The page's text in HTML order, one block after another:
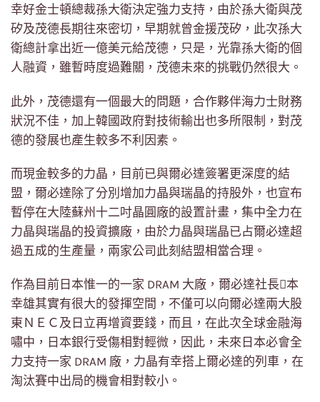
幸好金士頓總裁孫大衛決定強力支持，由於孫大衛與茂
矽及茂德長期往來密切，早期就曾金援茂矽，此次孫大
衛總計拿出近一億美元給茂德，只是，光靠孫大衛的個
人融資，雖暫時度過難關，茂德未來的挑戰仍然很大。
此外，茂德還有一個最大的問題，合作夥伴海力士財務
狀況不佳，加上韓國政府對技術輸出也多所限制，對茂
德的發展也產生較多不利因素。
而現金較多的力晶，目前已與爾必達簽署更深度的結
盟，爾必達除了分別增加力晶與瑞晶的持股外，也宣布
暫停在大陸蘇州十二吋晶圓廠的設置計畫，集中全力在
力晶與瑞晶的投資擴廠，由於力晶與瑞晶已占爾必達超
過五成的生產量，兩家公司此刻結盟相當合理。
作為目前日本惟一的一家 DRAM 大廠，爾必達社長本
幸雄其實有很大的發揮空間，不僅可以向爾必達兩大股
東ＮＥＣ及日立再增資要錢，而且，在此次全球金融海
嘯中，日本銀行受傷相對輕微，因此，未來日本必會全
力支持一家 DRAM 廠，力晶有幸搭上爾必達的列車，在
淘汰賽中出局的機會相對較小。